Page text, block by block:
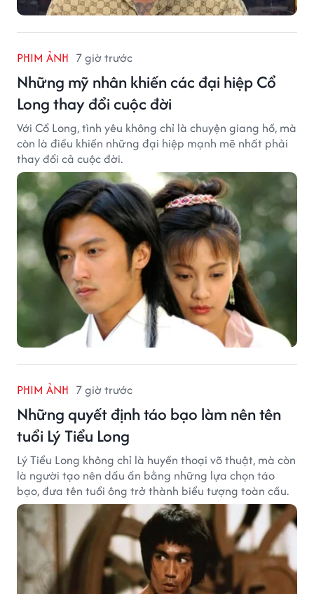
PHIM ẢNH 7 giờ trước
Những mỹ nhân khiến các đại hiệp Cổ
Long thay đổi cuộc đời
Với Cổ Long, tình yêu không chỉ là chuyện giang hồ, mà
còn là điều khiến những đại hiệp mạnh mẽ nhất phải
thay đổi cả cuộc đời.
PHIM ẢNH 7 giờ trước
Những quyết định táo bạo làm nên tên
tuổi Lý Tiểu Long
Lý Tiểu Long không chỉ là huyền thoại võ thuật, mà còn
là người tạo nên dấu ấn bằng những lựa chọn táo
bạo, đưa tên tuổi ông trở thành biểu tượng toàn cầu.